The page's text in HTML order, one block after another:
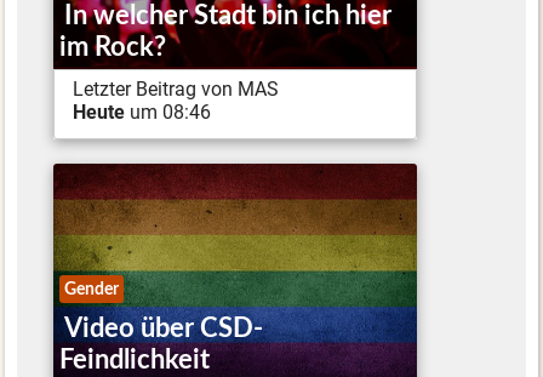
In welcher Stadt bin ich hier
im Rock?
Letzter Beitrag von MAS
Heute um 08:46
Gender
Video über CSD-
Feindlichkeit